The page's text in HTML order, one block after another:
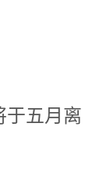
于五月离